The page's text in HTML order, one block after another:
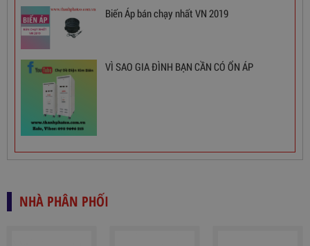
Ổn Áp 1 Pha SH 5000 II NEW 2020Biến Áp bán chạy nhất VN 2019
VÌ SAO GIA ĐÌNH BẠN CẦN CÓ ỔN ÁP
NHÀ PHÂN PHỐI